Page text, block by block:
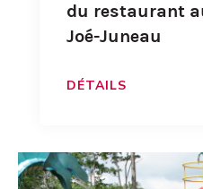
du restaurant
Joé-Juneau
DÉTAILS